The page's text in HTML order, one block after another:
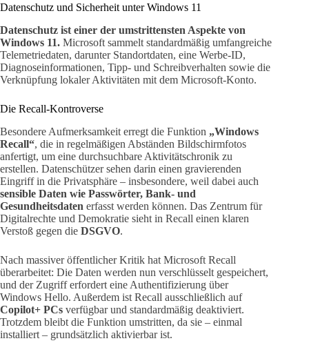
Datenschutz und Sicherheit unter Windows 11
Datenschutz ist einer der umstrittensten Aspekte von
Windows 11. Microsoft sammelt standardmäßig umfangreiche
Telemetriedaten, darunter Standortdaten, eine Werbe-ID,
Diagnoseinformationen, Tipp- und Schreibverhalten sowie die
Verknüpfung lokaler Aktivitäten mit dem Microsoft-Konto.
Die Recall-Kontroverse
Besondere Aufmerksamkeit erregt die Funktion „Windows
Recall“, die in regelmäßigen Abständen Bildschirmfotos
anfertigt, um eine durchsuchbare Aktivitätschronik zu
erstellen. Datenschützer sehen darin einen gravierenden
Eingriff in die Privatsphäre – insbesondere, weil dabei auch
sensible Daten wie Passwörter, Bank- und
Gesundheitsdaten erfasst werden können. Das Zentrum für
Digitalrechte und Demokratie sieht in Recall einen klaren
Verstoß gegen die DSGVO.
Nach massiver öffentlicher Kritik hat Microsoft Recall
überarbeitet: Die Daten werden nun verschlüsselt gespeichert,
und der Zugriff erfordert eine Authentifizierung über
Windows Hello. Außerdem ist Recall ausschließlich auf
Copilot+ PCs verfügbar und standardmäßig deaktiviert.
Trotzdem bleibt die Funktion umstritten, da sie – einmal
installiert – grundsätzlich aktivierbar ist.